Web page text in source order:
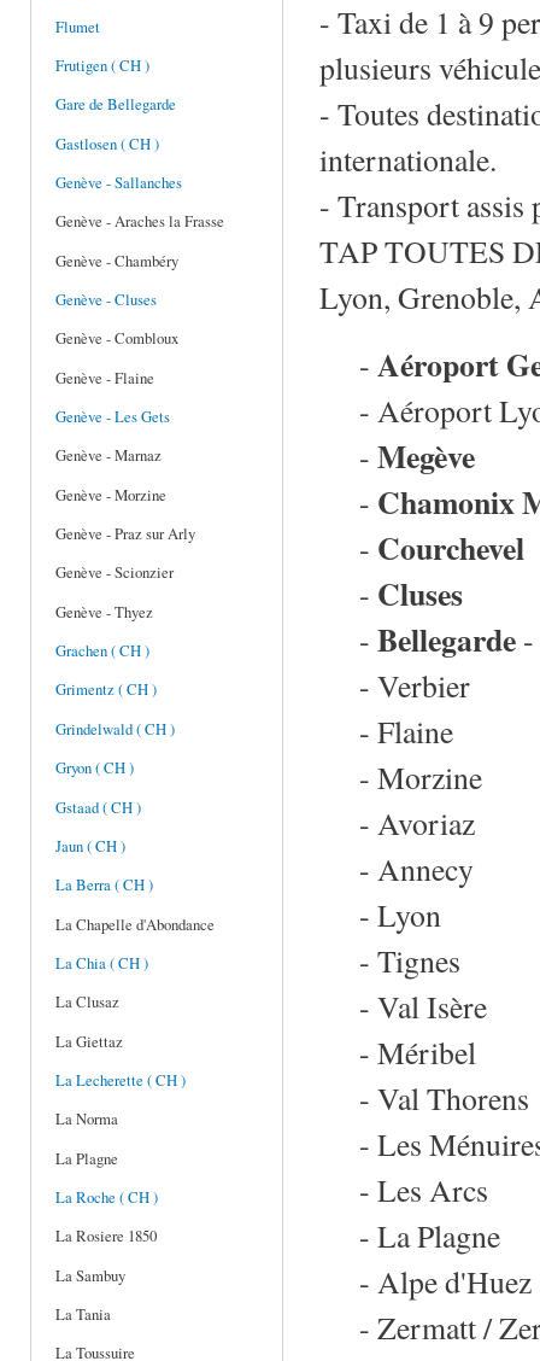
Flumet
Frutigen ( CH )
Gare de Bellegarde
Gastlosen ( CH )
Genève - Sallanches
Genève - Araches la Frasse
Genève - Chambéry
Genève - Cluses
Genève - Combloux
Genève - Flaine
Genève - Les Gets
Genève - Marnaz
Genève - Morzine
Genève - Praz sur Arly
Genève - Scionzier
Genève - Thyez
Grachen ( CH )
Grimentz ( CH )
Grindelwald ( CH )
Gryon ( CH )
Gstaad ( CH )
Jaun ( CH )
La Berra ( CH )
La Chapelle d'Abondance
La Chia ( CH )
La Clusaz
La Giettaz
La Lecherette ( CH )
La Norma
La Plagne
La Roche ( CH )
La Rosiere 1850
La Sambuy
La Tania
La Toussuire
- Taxi de 1 à 9
plusieurs
- Toutes
internationale.
- Transport assis
TAP TOUTES
Lyon, Grenoble,
- Aéroport
- Aéroport
- Megève
- Chamonix
- Courchevel
- Cluses
- Bellegarde
- Verbier
- Flaine
- Morzine
- Avoriaz
- Annecy
- Lyon
- Tignes
- Val Isère
- Méribel
- Val Thorens
- Les
- Les Arcs
- La Plagne
- Alpe d'Huez
- Zermatt /